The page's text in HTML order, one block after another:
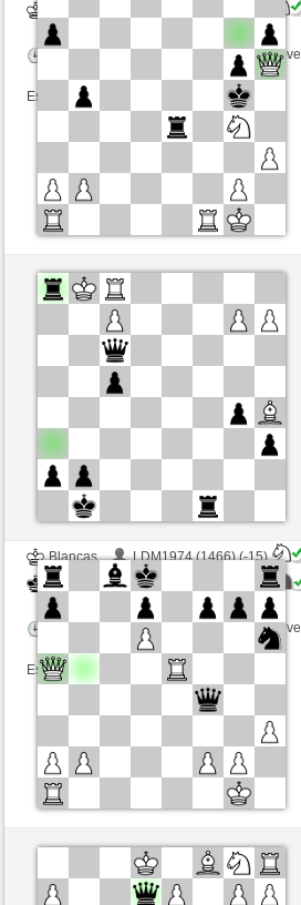
Tiempo: 2 minutes/side + 0 seconds/move
Esta partida es por puntos
Negras
Dewdrop (1443) (-13)
Blancas
Tiempo: 2 minutes/side + 0 seconds/move
Esta partida es por puntos
Blancas
LDM1974 (1466) (-15)
Negras
ChrPra10 (1497) (+15)
Tiempo: 3 minutes/side + 0 seconds/move
Esta partida es por puntos
Negras
Roland52 (1387) (-12)
ChrPra10 (1485) (+12)